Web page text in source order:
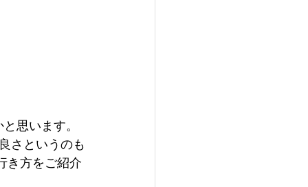
思います。
さというのも
き方をご紹介